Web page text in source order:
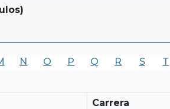
N O P Q R S T
Carrera